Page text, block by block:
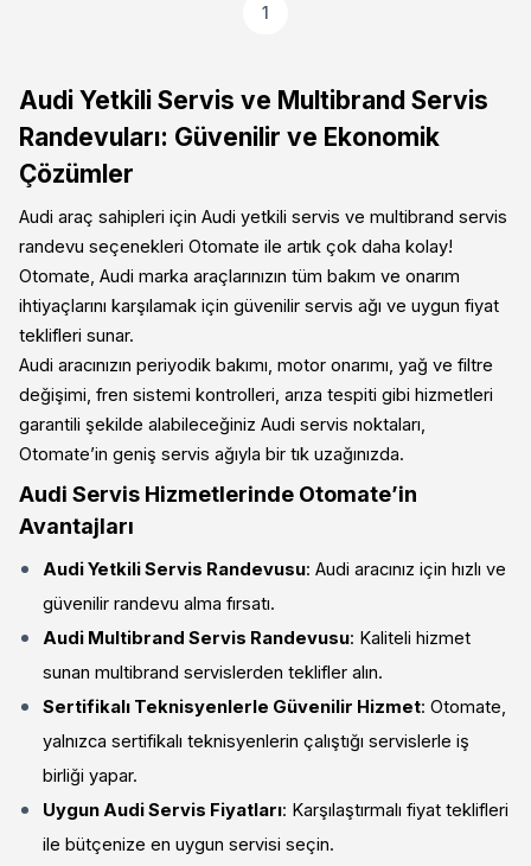
1
Audi Yetkili Servis ve Multibrand Servis
Randevuları: Güvenilir ve Ekonomik
Çözümler
Audi araç sahipleri için Audi yetkili servis ve multibrand servis
randevu seçenekleri Otomate ile artık çok daha kolay!
Otomate, Audi marka araçlarınızın tüm bakım ve onarım
ihtiyaçlarını karşılamak için güvenilir servis ağı ve uygun fiyat
teklifleri sunar.
Audi aracınızın periyodik bakımı, motor onarımı, yağ ve filtre
değişimi, fren sistemi kontrolleri, arıza tespiti gibi hizmetleri
garantili şekilde alabileceğiniz Audi servis noktaları,
Otomate’in geniş servis ağıyla bir tık uzağınızda.
Audi Servis Hizmetlerinde Otomate’in
Avantajları
Audi Yetkili Servis Randevusu: Audi aracınız için hızlı ve
güvenilir randevu alma fırsatı.
Audi Multibrand Servis Randevusu: Kaliteli hizmet
sunan multibrand servislerden teklifler alın.
Sertifikalı Teknisyenlerle Güvenilir Hizmet: Otomate,
yalnızca sertifikalı teknisyenlerin çalıştığı servislerle iş
birliği yapar.
Uygun Audi Servis Fiyatları: Karşılaştırmalı fiyat teklifleri
ile bütçenize en uygun servisi seçin.